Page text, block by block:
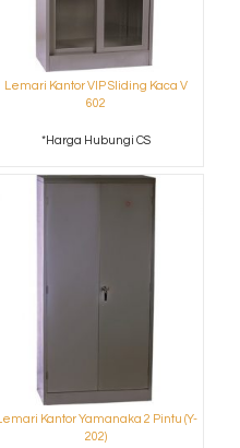
Lemari Kantor VIP Sliding Kaca V
602
*Harga Hubungi CS
Lemari Kantor Yamanaka 2 Pintu (Y-
202)